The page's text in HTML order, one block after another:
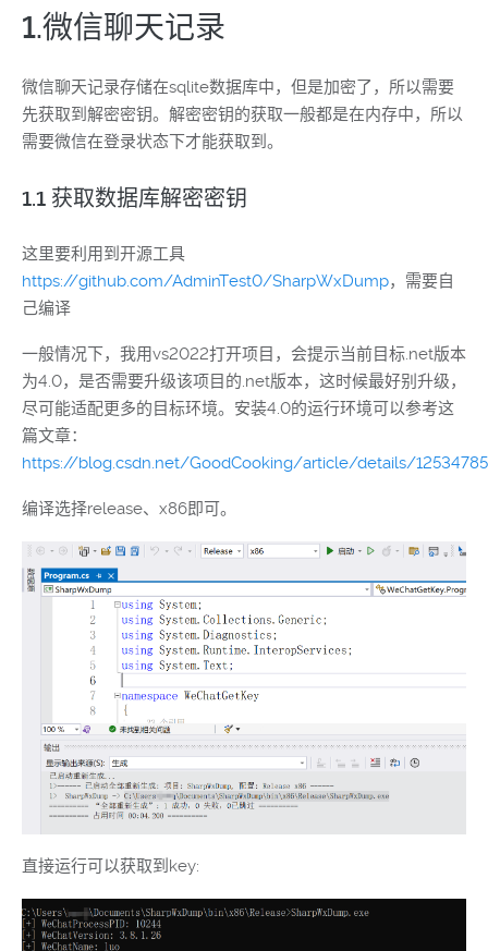
1.微信聊天记录
微信聊天记录存储在sqlite数据库中，但是加密了，所以需要
先获取到解密密钥。解密密钥的获取一般都是在内存中，所以
需要微信在登录状态下才能获取到。
1.1 获取数据库解密密钥
这里要利用到开源工具
https://github.com/AdminTest0/SharpWxDump，需要自
己编译
一般情况下，我用vs2022打开项目，会提示当前目标.net版本
为4.0，是否需要升级该项目的.net版本，这时候最好别升级，
尽可能适配更多的目标环境。安装4.0的运行环境可以参考这
篇文章：
https://blog.csdn.net/GoodCooking/article/details/
编译选择release、x86即可。
直接运行可以获取到key: